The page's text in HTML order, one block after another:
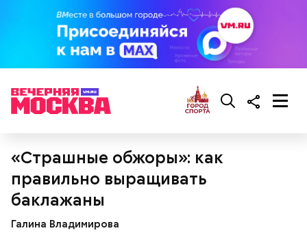
«Страшные обжоры»: как
правильно выращивать
баклажаны
Галина Владимирова
При выборе дыни эксперт посоветовала
ориентироваться на запах: